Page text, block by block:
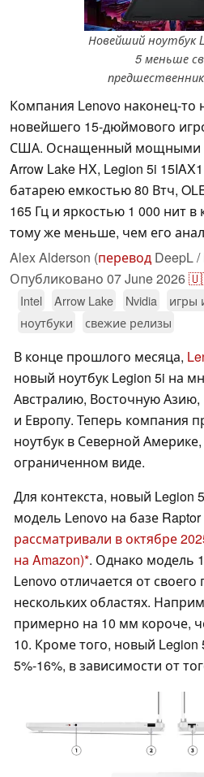
Новейший ноутбук
5 меньше
Компания Lenovo наконец-то
новейшего 15-дюймового
США. Оснащенный мощными
Arrow Lake HX, Legion 5i
батарею емкостью 80 Втч,
165 Гц и яркостью 1 000 нит в
тому же меньше, чем его
Alex Alderson (перевод DeepL
Опубликовано 07 June 2026
Intel Arrow Lake Nvidia
игры
ноутбуки
свежие релизы
В конце прошлого месяца,
новый ноутбук Legion 5i на
Австралию, Восточную
и Европу. Теперь компания
ноутбук в Северной
ограниченном виде.
Для контекста, новый Legion
модель Lenovo на базе Raptor
рассматривали в октябре
на Amazon) . Однако модель
Lenovo отличается от
нескольких областях.
примерно на 10 мм короче,
10. Кроме того, новый Legion
5%-16%, в зависимости от